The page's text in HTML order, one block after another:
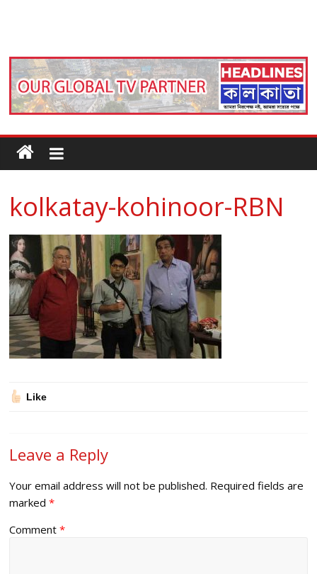
kolkatay-kohinoor-RBN
Like
Leave a Reply
Your email address will not be published. Required fields are
marked*
Comment*